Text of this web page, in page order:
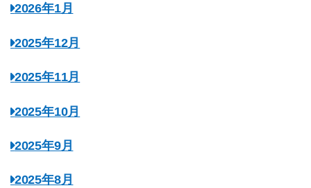
2026年1月
2025年12月
2025年11月
2025年10月
2025年9月
2025年8月